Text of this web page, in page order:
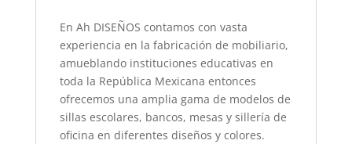
En Ah DISEÑOS contamos con vasta
experiencia en la fabricación de mobiliario,
amueblando instituciones educativas en
toda la República Mexicana entonces
ofrecemos una amplia gama de modelos de
sillas escolares, bancos, mesas y sillería de
oficina en diferentes diseños y colores.